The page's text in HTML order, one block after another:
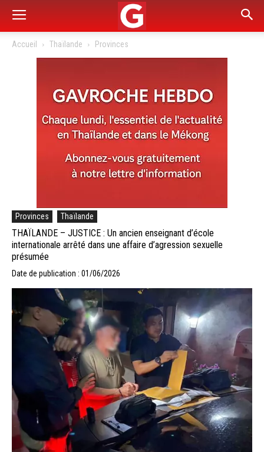
Accueil Thaïlande Provinces
Provinces Thaïlande
THAÏLANDE – JUSTICE : Un ancien enseignant d’école
internationale arrêté dans une affaire d’agression sexuelle
présumée
Date de publication : 01/06/2026